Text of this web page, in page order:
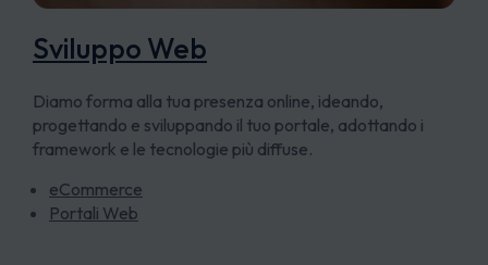
Sviluppo Web
Diamo forma alla tua presenza online, ideando,
progettando e sviluppando il tuo portale, adottando i
framework e le tecnologie più diffuse.
eCommerce
Portali Web